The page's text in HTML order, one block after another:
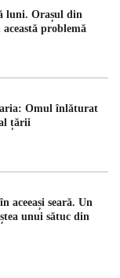
luni. Orașul din
problemă
Omul înlăturat
țării
aceeași seară. Un
unui sătuc din